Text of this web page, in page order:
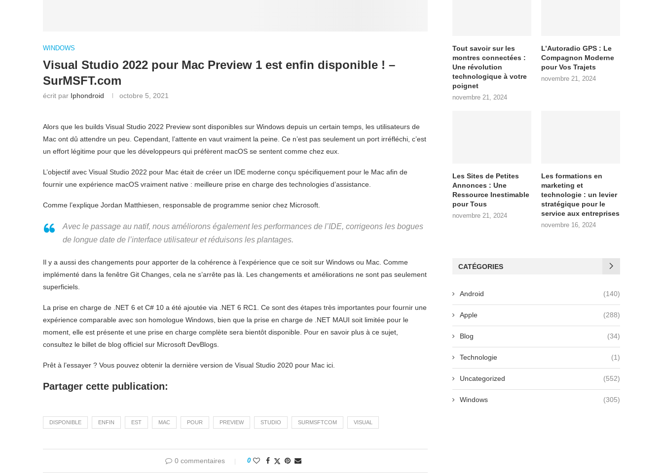
WINDOWS
Visual Studio 2022 pour Mac Preview 1 est enfin disponible ! –
SurMSFT.com
écrit par Iphondroid octobre 5, 2021
Alors que les builds Visual Studio 2022 Preview sont disponibles sur Windows depuis un certain temps, les utilisateurs de
Mac ont dû attendre un peu. Cependant, l’attente en vaut vraiment la peine. Ce n’est pas seulement un port irréfléchi, c’est
un effort légitime pour que les développeurs qui préfèrent macOS se sentent comme chez eux.
L’objectif avec Visual Studio 2022 pour Mac était de créer un IDE moderne conçu spécifiquement pour le Mac afin de
fournir une expérience macOS vraiment native : meilleure prise en charge des technologies d’assistance.
Comme l’explique Jordan Matthiesen, responsable de programme senior chez Microsoft.
Avec le passage au natif, nous améliorons également les performances de l’IDE, corrigeons les bogues
de longue date de l’interface utilisateur et réduisons les plantages.
Il y a aussi des changements pour apporter de la cohérence à l’expérience que ce soit sur Windows ou Mac. Comme
implémenté dans la fenêtre Git Changes, cela ne s’arrête pas là. Les changements et améliorations ne sont pas seulement
superficiels.
La prise en charge de .NET 6 et C# 10 a été ajoutée via .NET 6 RC1. Ce sont des étapes très importantes pour fournir une
expérience comparable avec son homologue Windows, bien que la prise en charge de .NET MAUI soit limitée pour le
moment, elle est présente et une prise en charge complète sera bientôt disponible. Pour en savoir plus à ce sujet,
consultez le billet de blog officiel sur Microsoft DevBlogs.
Prêt à l’essayer ? Vous pouvez obtenir la dernière version de Visual Studio 2020 pour Mac ici.
Partager cette publication:
DISPONIBLE ENFIN EST MAC POUR PREVIEW STUDIO SURMSFTCOM VISUAL
0 commentaires 0
Tout savoir sur les
montres connectées :
Une révolution
technologique à votre
poignet
novembre 21, 2024
L’Autoradio GPS : Le
Compagnon Moderne
pour Vos Trajets
novembre 21, 2024
Les Sites de Petites
Annonces : Une
Ressource Inestimable
pour Tous
novembre 21, 2024
Les formations en
marketing et
technologie : un levier
stratégique pour le
service aux entreprises
novembre 16, 2024
CATÉGORIES
Android (140)
Apple (288)
Blog (34)
Technologie (1)
Uncategorized (552)
Windows (305)